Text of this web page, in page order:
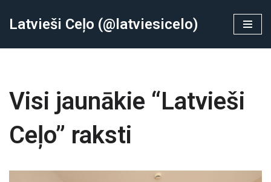
Latvieši Ceļo (@latviesicelo)
Visi jaunākie “Latvieši
Ceļo” raksti